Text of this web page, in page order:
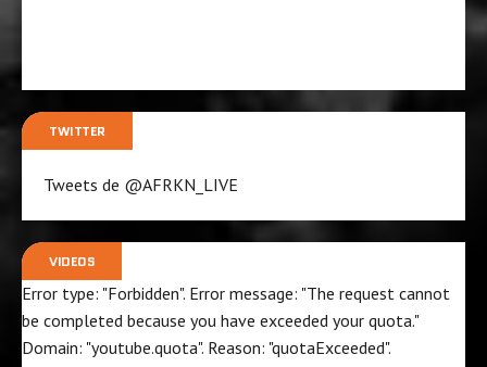
TWITTER
Tweets de @AFRKN_LIVE
VIDEOS
Error type: "Forbidden". Error message: "The request cannot
be completed because you have exceeded your quota."
Domain: "youtube.quota". Reason: "quotaExceeded".